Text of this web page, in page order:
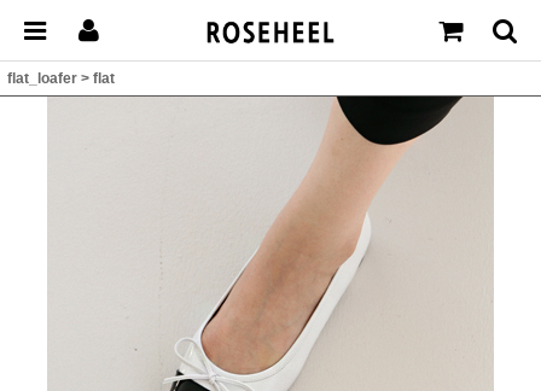
flat_loafer > flat